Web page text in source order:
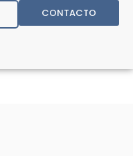
CONTACTO